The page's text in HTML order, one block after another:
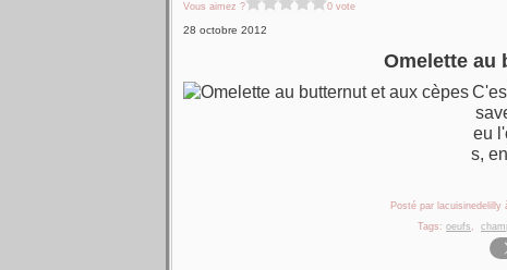
Vous aimez ? 0 vote
28 octobre 2012
Omelette au
eu
s,
Posté par lacuisinedelilly
Tags: oeufs ,